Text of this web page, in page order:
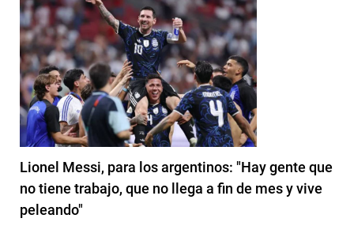
Lionel Messi, para los argentinos: "Hay gente que
no tiene trabajo, que no llega a fin de mes y vive
peleando"